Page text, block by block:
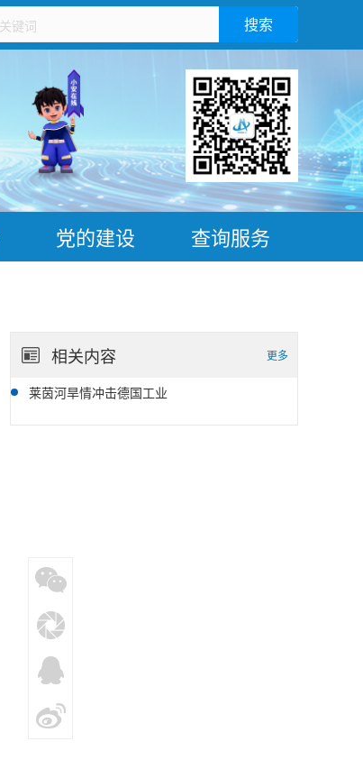
搜索
党的建设 查询服务
相关内容 更多
莱茵河旱情冲击德国工业